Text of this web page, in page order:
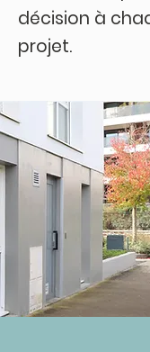
décision à
projet.